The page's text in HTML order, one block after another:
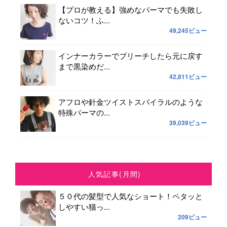
【プロが教える】強めなパーマでも失敗し
ないコツ！ふ...
49,245ビュー
インナーカラーでブリーチしたら元に戻す
まで黒染めだ...
42,811ビュー
アフロや針金ツイストスパイラルのような
特殊パーマの...
39,039ビュー
人気記事(月間)
５０代の髪型で人気なショート！ペタッと
しやすい猫っ...
209ビュー